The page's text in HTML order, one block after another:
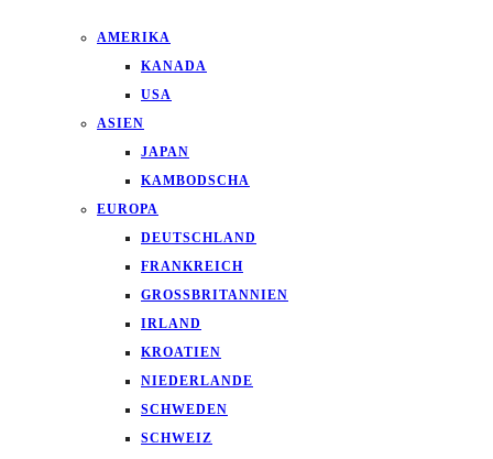
AMERIKA
KANADA
USA
ASIEN
JAPAN
KAMBODSCHA
EUROPA
DEUTSCHLAND
FRANKREICH
GROSSBRITANNIEN
IRLAND
KROATIEN
NIEDERLANDE
SCHWEDEN
SCHWEIZ